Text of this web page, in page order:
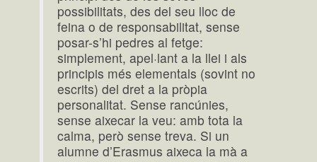
possibilitats, des del seu lloc de
feina o de responsabilitat, sense
posar-s’hi pedres al fetge:
simplement, apel·lant a la llei i als
principis més elementals (sovint no
escrits) del dret a la pròpia
personalitat. Sense rancúnies,
sense aixecar la veu: amb tota la
calma, però sense treva. Si un
alumne d’Erasmus aixeca la mà a